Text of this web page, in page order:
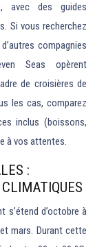
avec des guides
Si vous recherchez
compagnies
Seas opèrent
de croisières de
les cas, comparez
inclus (boissons,
à vos attentes.
:
s’étend d’octobre à
mars. Durant cette